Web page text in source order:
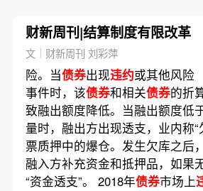
财新周刊|结算制度有限改革
文｜财新周刊 刘彩萍
险。当债券出现违约或其他风险
事件时，该债券和相关债券的折
致融出额度降低。当融出额度低
量时，融出方出现透支，业内称“
票质押中的爆仓。发生欠库之后
融入方补充资金和抵押品，如果
“资金透支”。 2018年债券市场上